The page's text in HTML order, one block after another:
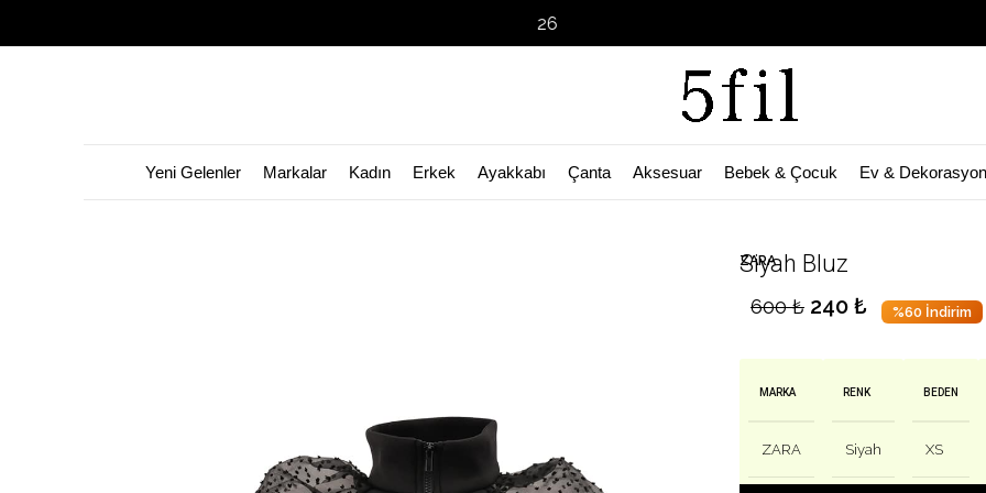
Yeni Gelenler Markalar Kadın Erkek Ayakkabı Çanta Aksesuar Bebek & Çocuk Ev & Dekorasyon
ZARA
Siyah Bluz
600₺ 240 ₺ %60 İndirim
MARKA
ZARA
RENK
Siyah
BEDEN
XS